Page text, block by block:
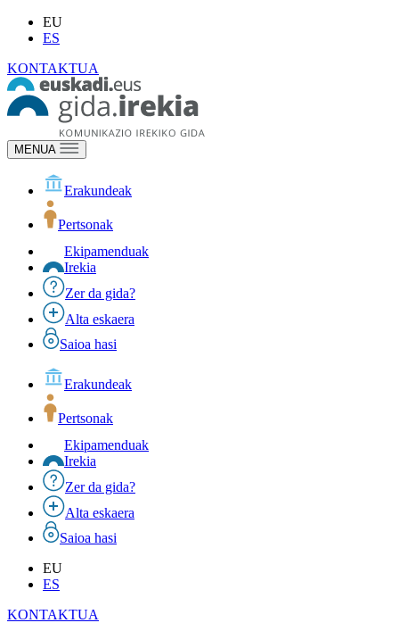
EU
ES
KONTAKTUA
MENUA
Erakundeak
Pertsonak
Ekipamenduak
Irekia
Zer da gida?
Alta eskaera
Saioa hasi
Erakundeak
Pertsonak
Ekipamenduak
Irekia
Zer da gida?
Alta eskaera
Saioa hasi
EU
ES
KONTAKTUA